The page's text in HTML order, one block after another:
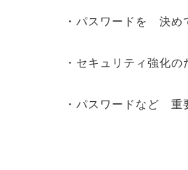
・パスワードを 決め
・セキュリティ強化
・パスワードなど